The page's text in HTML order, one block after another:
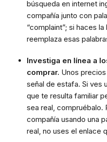
búsqueda en internet
compañía junto con
“complaint”; si haces
reemplaza esas
Investiga en línea a
comprar. Unos
señal de estafa. Si ves
que te resulta familiar
sea real, compruébalo.
compañía usando una
real, no uses el enlace